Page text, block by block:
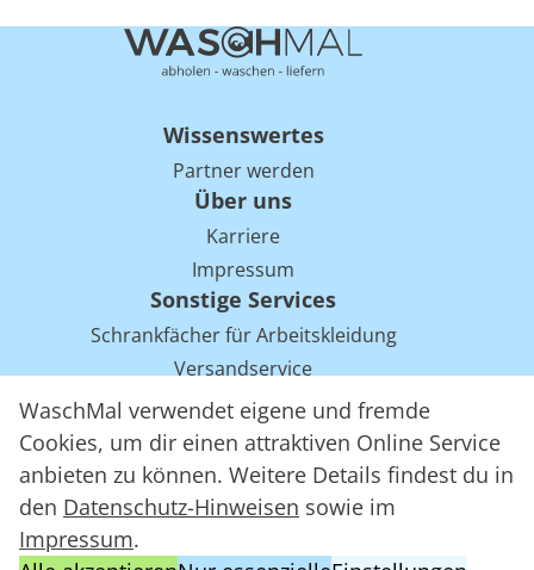
WaschMal verwendet eigene und fremde
Cookies, um dir einen attraktiven Online Service
anbieten zu können. Weitere Details findest du in
den Datenschutz-Hinweisen sowie im
Impressum.
Wissenswertes
Partner werden
Über uns
Karriere
Impressum
Sonstige Services
Schrankfächer für Arbeitskleidung
Versandservice
Einsparpotentiale für Mietwäsche bei Arbeitskleidung
Arbeitskleidung Tracking mit RFID
WaschMal GmbH 2016 – 2026
Datenschutz